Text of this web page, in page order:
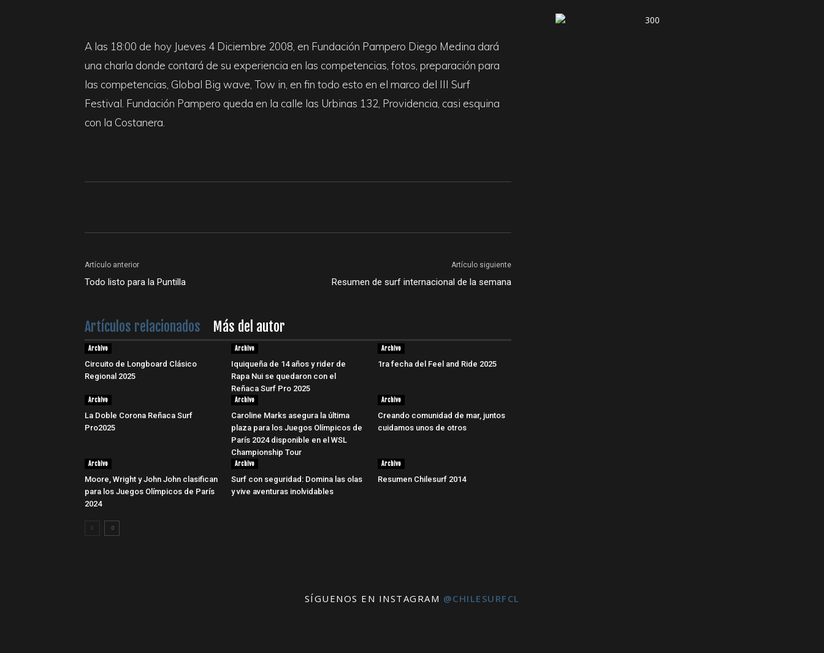
Report
A las 18:00 de hoy Jueves 4 Diciembre 2008, en Fundación Pampero Diego Medina dará
una charla donde contará de su experiencia en las competencias, fotos, preparación para
las competencias, Global Big wave, Tow in, en fin todo esto en el marco del III Surf
Festival. Fundación Pampero queda en la calle las Urbinas 132, Providencia, casi esquina
con la Costanera.
Artículo anterior
Todo listo para la Puntilla
Artículo siguiente
Resumen de surf internacional de la semana
Artículos relacionados Más del autor
Archivo
Circuito de Longboard Clásico
Regional 2025
Archivo
Iquiqueña de 14 años y rider de
Rapa Nui se quedaron con el
Reñaca Surf Pro 2025
Archivo
1ra fecha del Feel and Ride 2025
Archivo
La Doble Corona Reñaca Surf
Pro2025
Archivo
Caroline Marks asegura la última
plaza para los Juegos Olímpicos de
París 2024 disponible en el WSL
Championship Tour
Archivo
Creando comunidad de mar, juntos
cuidamos unos de otros
Archivo
Moore, Wright y John John clasifican
para los Juegos Olímpicos de París
2024
Archivo
Surf con seguridad: Domina las olas
y vive aventuras inolvidables
Archivo
Resumen Chilesurf 2014
SÍGUENOS EN INSTAGRAM @CHILESURFCL